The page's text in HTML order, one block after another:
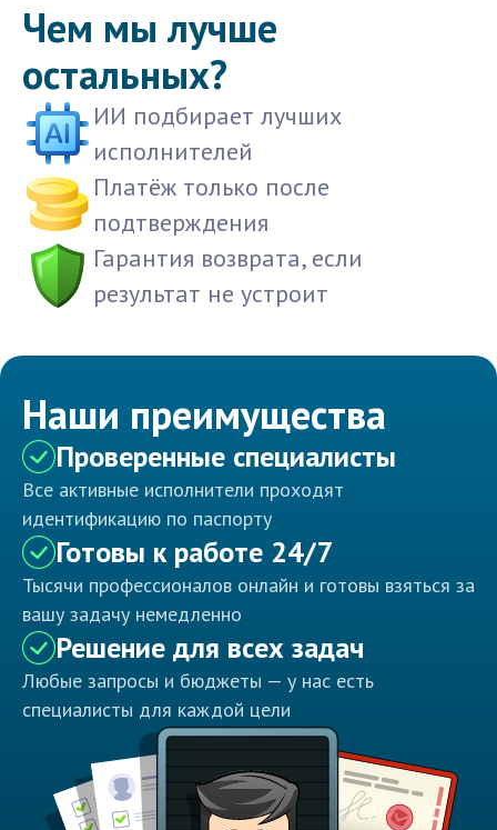
Чем мы лучше
остальных?
ИИ подбирает лучших
исполнителей
Платёж только после
подтверждения
Гарантия возврата, если
результат не устроит
Наши преимущества
Проверенные специалисты
Все активные исполнители проходят
идентификацию по паспорту
Готовы к работе 24/7
Тысячи профессионалов онлайн и готовы взяться за
вашу задачу немедленно
Решение для всех задач
Любые запросы и бюджеты — у нас есть
специалисты для каждой цели